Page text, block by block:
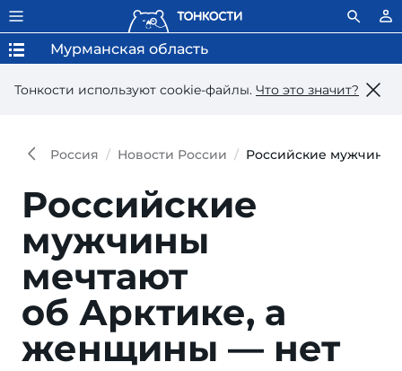
Тонкости используют сookie-файлы. Что это значит?
Мурманская область
Россия Новости России Российские мужчины
Российские
мужчины
мечтают
об Арктике, а
женщины — нет